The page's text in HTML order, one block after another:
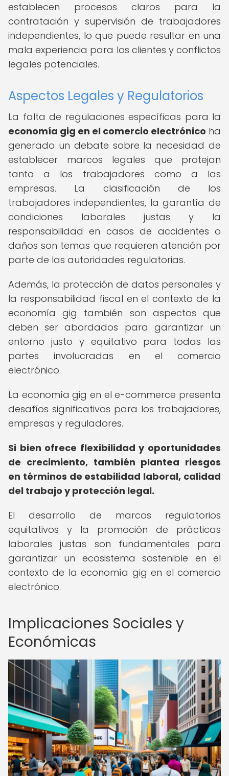
establecen procesos claros para la
contratación y supervisión de trabajadores
independientes, lo que puede resultar en una
mala experiencia para los clientes y conflictos
legales potenciales.
Aspectos Legales y Regulatorios
La falta de regulaciones específicas para la
economía gig en el comercio electrónico ha
generado un debate sobre la necesidad de
establecer marcos legales que protejan
tanto a los trabajadores como a las
empresas. La clasificación de los
trabajadores independientes, la garantía de
condiciones laborales justas y la
responsabilidad en casos de accidentes o
daños son temas que requieren atención por
parte de las autoridades regulatorias.
Además, la protección de datos personales y
la responsabilidad fiscal en el contexto de la
economía gig también son aspectos que
deben ser abordados para garantizar un
entorno justo y equitativo para todas las
partes involucradas en el comercio
electrónico.
La economía gig en el e-commerce presenta
desafíos significativos para los trabajadores,
empresas y reguladores.
Si bien ofrece flexibilidad y oportunidades
de crecimiento, también plantea riesgos
en términos de estabilidad laboral, calidad
del trabajo y protección legal.
El desarrollo de marcos regulatorios
equitativos y la promoción de prácticas
laborales justas son fundamentales para
garantizar un ecosistema sostenible en el
contexto de la economía gig en el comercio
electrónico.
Implicaciones Sociales y
Económicas